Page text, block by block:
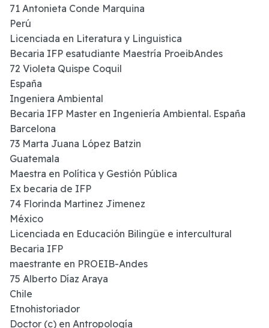
71 Antonieta Conde Marquina
Perú
Licenciada en Literatura y Linguistica
Becaria IFP esatudiante Maestría ProeibAndes
72 Violeta Quispe Coquil
España
Ingeniera Ambiental
Becaria IFP Master en Ingeniería Ambiental. España
Barcelona
73 Marta Juana López Batzin
Guatemala
Maestra en Política y Gestión Pública
Ex becaria de IFP
74 Florinda Martinez Jimenez
México
Licenciada en Educación Bilingüe e intercultural
Becaria IFP
maestrante en PROEIB-Andes
75 Alberto Díaz Araya
Chile
Etnohistoriador
Doctor (c) en Antropología